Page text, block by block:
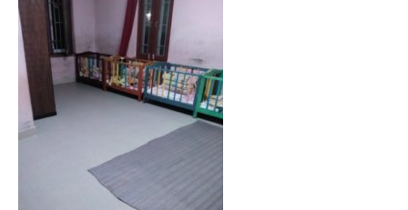
Le Népal
Documents
Parrainages
Missions 2023
Actualités
Nous contacter